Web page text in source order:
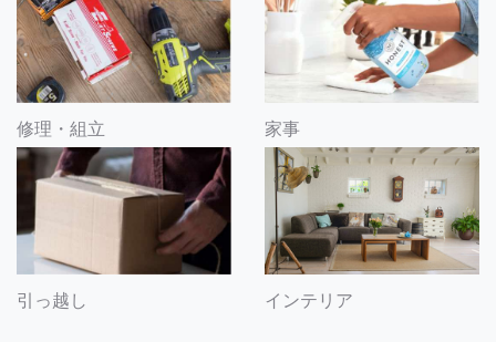
修理・組立 家事
引っ越し インテリア